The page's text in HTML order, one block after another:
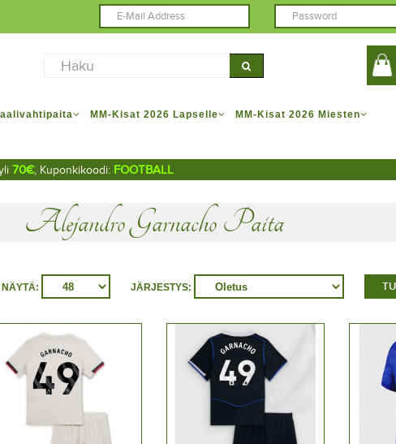
MM-Kisat 2026 Lapselle MM-Kisat 2026 Miesten
70€, Kuponkikoodi: FOOTBALL
Alejandro Garnacho Paita
JÄRJESTYS:
NÄYTÄ: